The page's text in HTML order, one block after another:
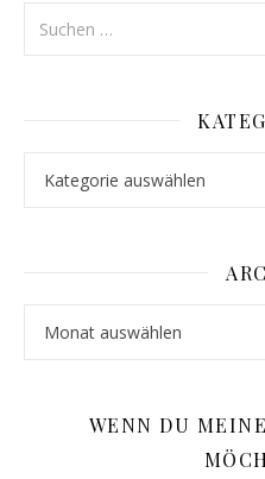
WENN DU